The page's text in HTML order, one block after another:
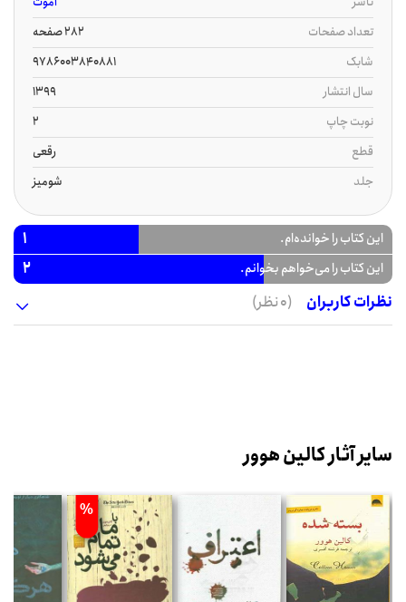
تعداد صفحات
282 صفحه
شابک
9786003840881
سال انتشار
1399
نوبت چاپ
2
قطع
رقعی
جلد
شومیز
این کتاب را خوانده‌ام. 1
این کتاب را می‌خواهم بخوانم.
2
نظرات کاربران
(0 نظر)
سایر آثار کالین هوور
%